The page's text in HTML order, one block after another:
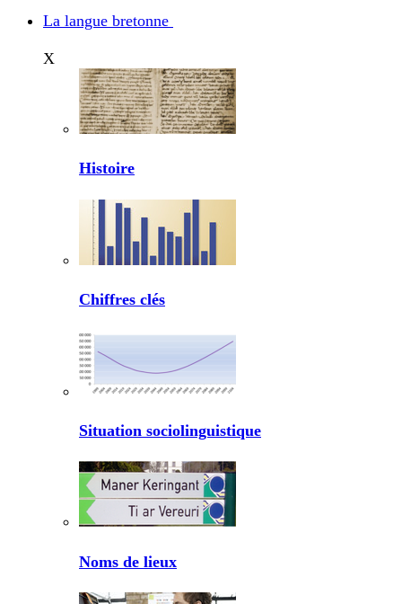
La langue bretonne
X
Histoire
Chiffres clés
Situation sociolinguistique
Noms de lieux